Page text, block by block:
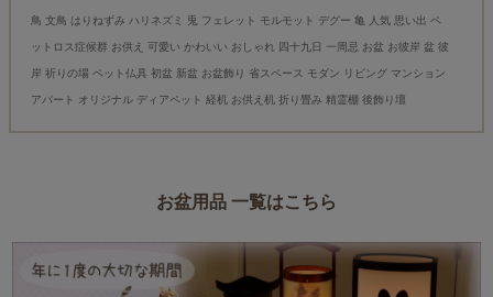
鳥 文鳥 はりねずみ ハリネズミ 兎 フェレット モルモット デグー 亀 人気 思い出 ペ
ットロス症候群 お供え 可愛い かわいい おしゃれ 四十九日 一周忌 お盆 お彼岸 盆 彼
岸 祈りの場 ペット仏具 初盆 新盆 お盆飾り 省スペース モダン リビング マンション
アパート オリジナル ディアペット 経机 お供え机 折り畳み 精霊棚 後飾り壇
お盆用品 一覧はこちら